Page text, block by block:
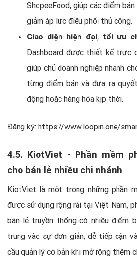
ShopeeFood, giúp các điểm
giảm áp lực điều phối thủ công.
Giao diện hiện đại, tối ưu
Dashboard được thiết kế trực
giúp chủ doanh nghiệp nhanh
từng điểm bán và đưa ra
động hoặc hàng hóa kịp thời.
Đăng ký: https://www.loopin.one/
4.5. KiotViet - Phần mềm
cho bán lẻ nhiều chi nhánh
KiotViet là một trong những phần
được sử dụng rộng rãi tại Việt Nam,
bán lẻ truyền thống có nhiều điểm
trung vào sự đơn giản, dễ tiếp cận
cầu quản lý cơ bản khi mở rộng thêm